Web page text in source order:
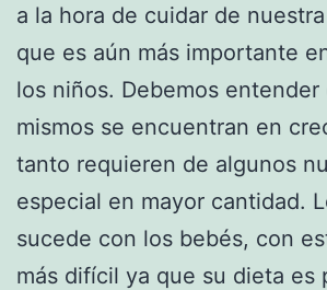
a la hora de cuidar de nuestra
que es aún más importante
los niños. Debemos entender
mismos se encuentran en
tanto requieren de algunos
especial en mayor cantidad.
sucede con los bebés, con
más difícil ya que su dieta es